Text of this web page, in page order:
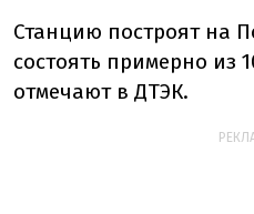
Станцию построят на
состоять примерно из
отмечают в ДТЭК.